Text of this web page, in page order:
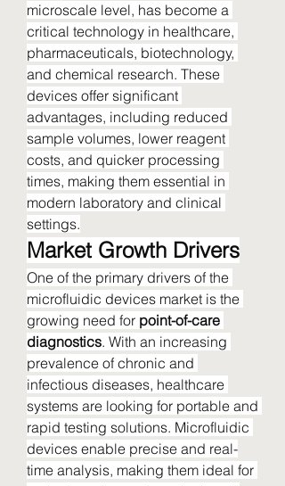
microscale level, has become a
critical technology in healthcare,
pharmaceuticals, biotechnology,
and chemical research. These
devices offer significant
advantages, including reduced
sample volumes, lower reagent
costs, and quicker processing
times, making them essential in
modern laboratory and clinical
settings.
Market Growth Drivers
One of the primary drivers of the
microfluidic devices market is the
growing need for point-of-care
diagnostics. With an increasing
prevalence of chronic and
infectious diseases, healthcare
systems are looking for portable and
rapid testing solutions. Microfluidic
devices enable precise and real-
time analysis, making them ideal for